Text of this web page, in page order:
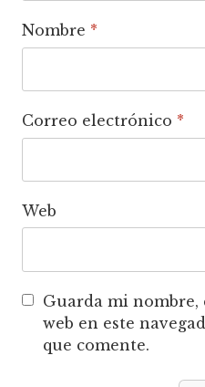
Nombre *
Correo electrónico *
Web
Guarda mi
web en este
que comente.